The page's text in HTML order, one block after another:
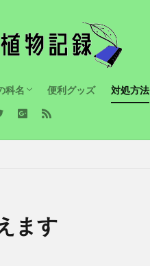
いて
科名
イモ科
便利グッズ 対処方法
ます